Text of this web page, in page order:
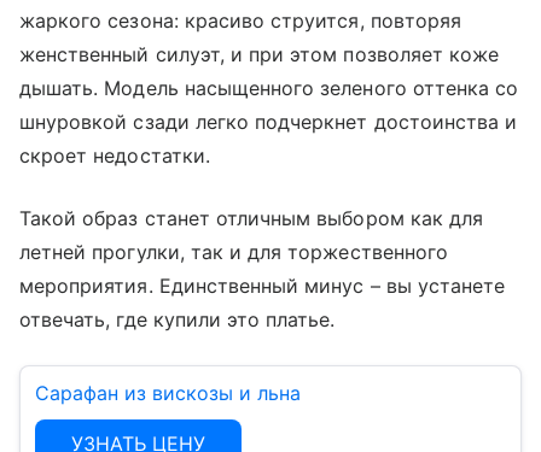
жаркого сезона: красиво струится, повторяя
женственный силуэт, и при этом позволяет коже
дышать. Модель насыщенного зеленого оттенка со
шнуровкой сзади легко подчеркнет достоинства и
скроет недостатки.
Такой образ станет отличным выбором как для
летней прогулки, так и для торжественного
мероприятия. Единственный минус – вы устанете
отвечать, где купили это платье.
Сарафан из вискозы и льна
УЗНАТЬ ЦЕНУ